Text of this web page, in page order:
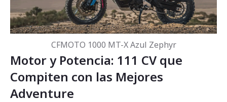
CFMOTO 1000 MT-X Azul Zephyr
Motor y Potencia: 111 CV que
Compiten con las Mejores
Adventure